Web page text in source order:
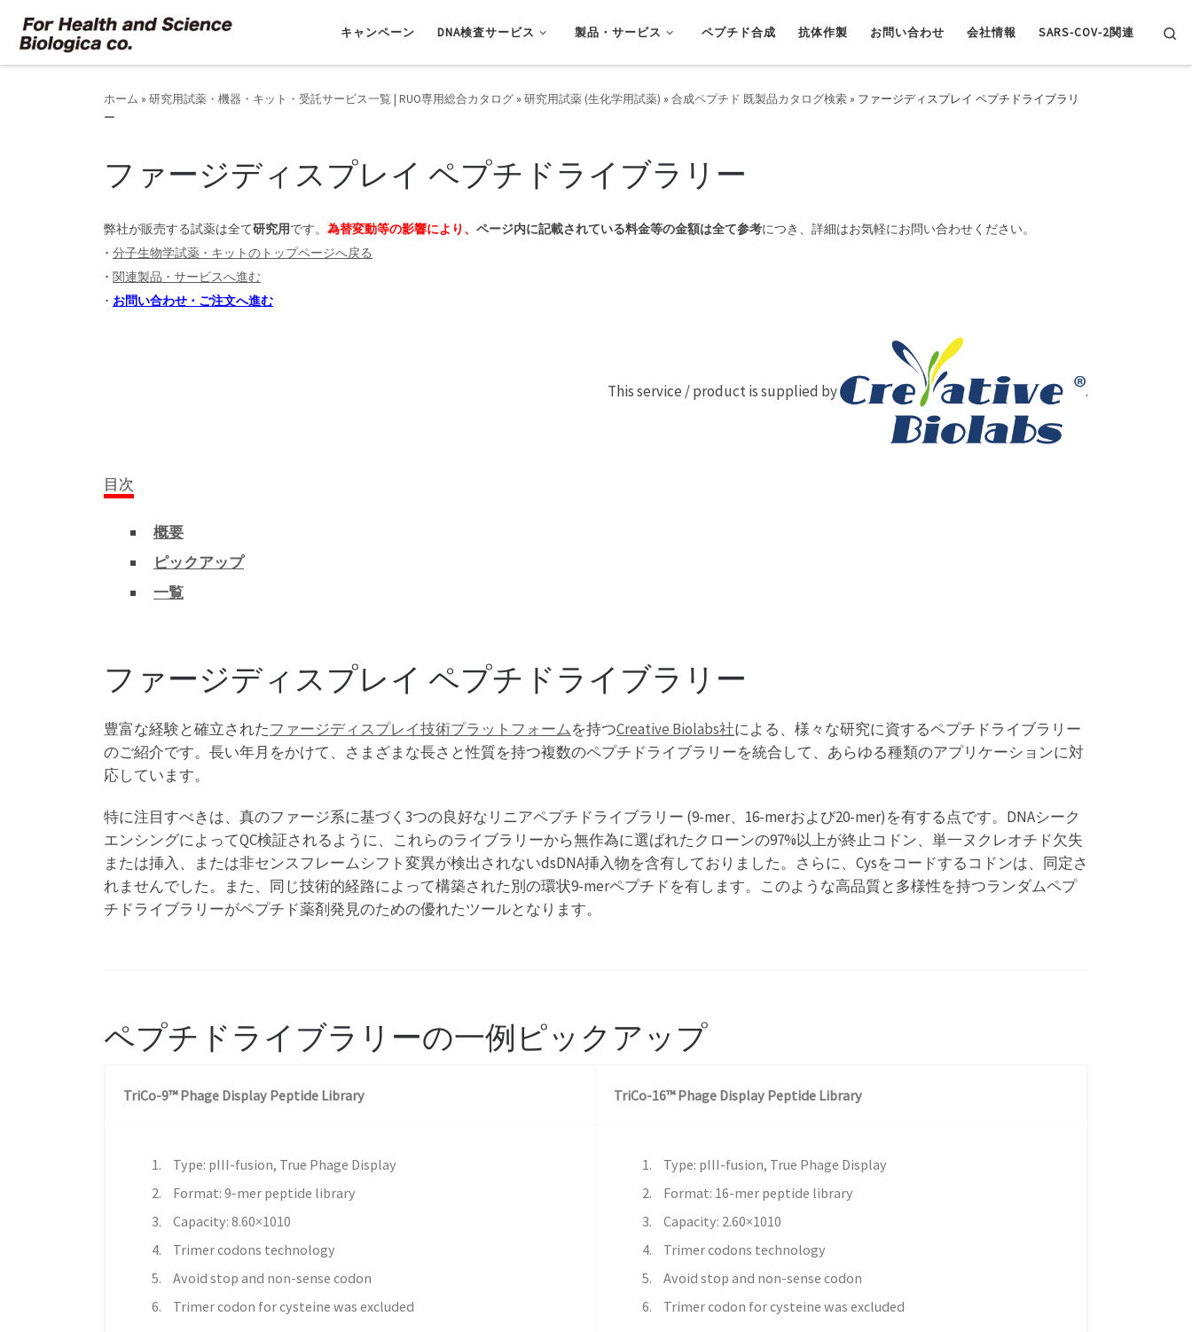
コンテンツへスキップ キャンペーン DNA検査サービス 製品・サービス ペプチド合成 抗体作製 お問い合わせ 会社情報 SARS-COV-2関連
ホーム » 研究用試薬・機器・キット・受託サービス一覧 | RUO専用総合カタログ » 研究用試薬 (生化学用試薬) » 合成ペプチド 既製品カタログ検索 » ファージディスプレイ ペプチドライブラリ
ー
ファージディスプレイ ペプチドライブラリー
弊社が販売する試薬は全て研究用です。 為替変動等の影響により、 ページ内に記載されている料金等の金額は全て参考につき、詳細はお気軽にお問い合わせください。
･ 分子生物学試薬 ･ キットのトップページへ戻る
･ 関連製品 ･ サービスへ進む
･ お問い合わせ ･ ご注文へ進む
This service / product is supplied by .
目次
概要
ピックアップ
一覧
ファージディスプレイ ペプチドライブラリー
豊富な経験と確立されたファージディスプレイ技術プラットフォームを持つCreative Biolabs社による、様々な研究に資するペプチドライブラリー
のご紹介です。長い年月をかけて、さまざまな長さと性質を持つ複数のペプチドライブラリーを統合して、あらゆる種類のアプリケーションに対
応しています。
特に注目すべきは、真のファージ系に基づく3つの良好なリニアペプチドライブラリー (9-mer、16-merおよび20-mer)を有する点です。DNAシーク
エンシングによってQC検証されるように、これらのライブラリーから無作為に選ばれたクローンの97%以上が終止コドン、単一ヌクレオチド欠失
または挿入、または非センスフレームシフト変異が検出されないdsDNA挿入物を含有しておりました。さらに、Cysをコードするコドンは、同定さ
れませんでした。また、同じ技術的経路によって構築された別の環状9-merペプチドを有します。このような高品質と多様性を持つランダムペプ
チドライブラリーがペプチド薬剤発見のための優れたツールとなります。
ペプチドライブラリーの一例ピックアップ
TriCo-9™ Phage Display Peptide Library TriCo-16™ Phage Display Peptide Library
Type: pIII-fusion, True Phage Display
Format: 9-mer peptide library
Capacity: 8.60×1010
Trimer codons technology
Avoid stop and non-sense codon
Trimer codon for cysteine was excluded
Type: pIII-fusion, True Phage Display
Format: 16-mer peptide library
Capacity: 2.60×1010
Trimer codons technology
Avoid stop and non-sense codon
Trimer codon for cysteine was excluded